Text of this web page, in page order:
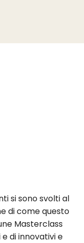
si sono svolti al
di come questo
Masterclass
di innovativi e